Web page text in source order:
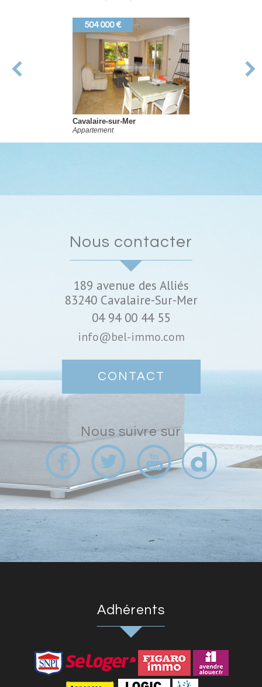
504 000 €
Cavalaire-sur-Mer
Appartement
nous contacter
189 avenue des Alliés
83240 Cavalaire-Sur-Mer
04 94 00 44 55
info@bel-immo.com
CONTACT
nous suivre sur
adhérents